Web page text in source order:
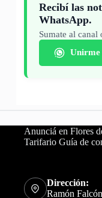
Recibí las
WhatsApp.
Sumate al
Unirme
Anunciá en Flores
Tarifario Guía de
Dirección:
Ramón